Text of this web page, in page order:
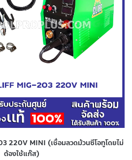
220V MINI (เชื่อมลวดม้วนซีโอทูโดยไม่
ต้องใช้แก๊ส)